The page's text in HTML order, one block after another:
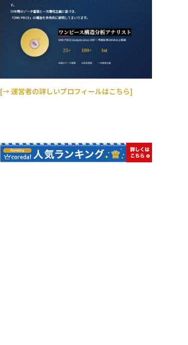
[→ 運営者の詳しいプロフィールはこちら]